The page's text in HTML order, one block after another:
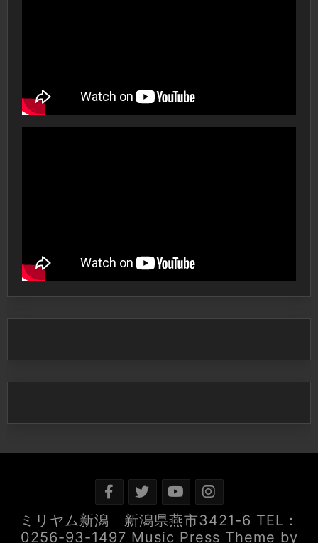
ミリヤム新潟 新潟県燕市3421-6 TEL：
0256-93-1497 Music Press Theme by